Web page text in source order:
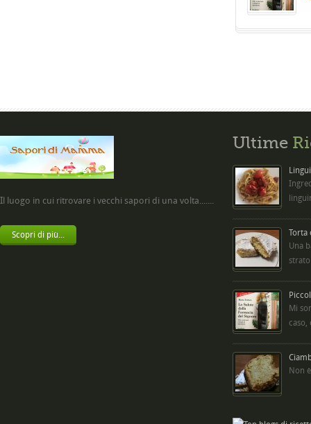
Il luogo in cui ritrovare i vecchi sapori di una volta.......
Scopri di più...
Ultime
Torta
Una
Mi
caso,
Non